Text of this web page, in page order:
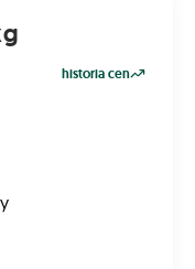
historia cen